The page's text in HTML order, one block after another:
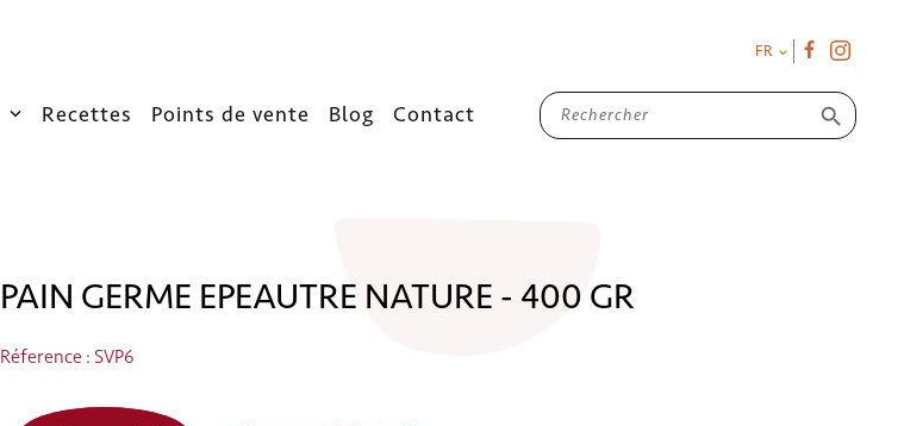
Recettes Points de vente Blog Contact
FR 
search
PAIN GERME EPEAUTRE NATURE - 400 GR
Réference : SVP6